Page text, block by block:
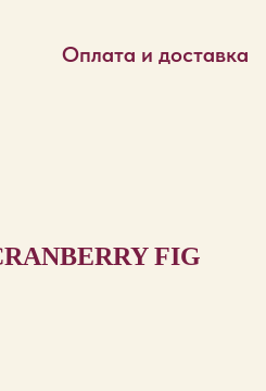
Оплата и доставка
FIG